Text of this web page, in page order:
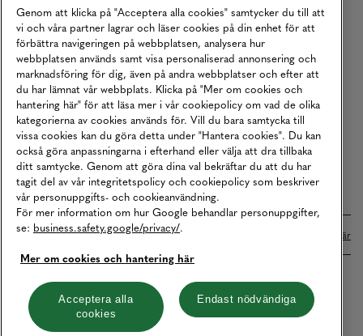
Köpvillkor
Karriär
Vårt Ansvar
Våra Tjänster
Press
Studentrabatt
B2B
Tillgänglighetsredogörelse
Betalningar online sköts i samarbete med Klarna. Läs mer här
Cookies Integritetspolicy
Hantera cookies
Genom att klicka på "Acceptera alla cookies" samtycker du till att
vi och våra partner lagrar och läser cookies på din enhet för att
förbättra navigeringen på webbplatsen, analysera hur
webbplatsen används samt visa personaliserad annonsering och
marknadsföring för dig, även på andra webbplatser och efter att
du har lämnat vår webbplats. Klicka på "Mer om cookies och
hantering här" för att läsa mer i vår cookiepolicy om vad de olika
kategorierna av cookies används för. Vill du bara samtycka till
vissa cookies kan du göra detta under "Hantera cookies". Du kan
också göra anpassningarna i efterhand eller välja att dra tillbaka
ditt samtycke. Genom att göra dina val bekräftar du att du har
tagit del av vår integritetspolicy och cookiepolicy som beskriver
vår personuppgifts- och cookieanvändning.
För mer information om hur Google behandlar personuppgifter,
se: business.safety.google/privacy/.
Mer om cookies och hantering här
Acceptera alla
cookies
Endast nödvändiga